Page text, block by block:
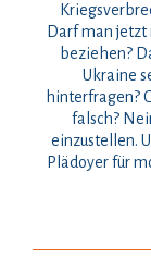
Darf man jetzt
beziehen?
Ukraine
hinterfragen?
falsch?
einzustellen.
Plädoyer für